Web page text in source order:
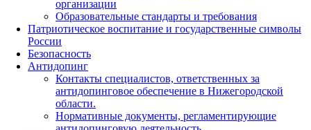
организации
Образовательные стандарты и требования
Патриотическое воспитание и государственные символы
России
Безопасность
Антидопинг
Контакты специалистов, ответственных за
антидопинговое обеспечение в Нижегородской
области.
Нормативные документы, регламентирующие